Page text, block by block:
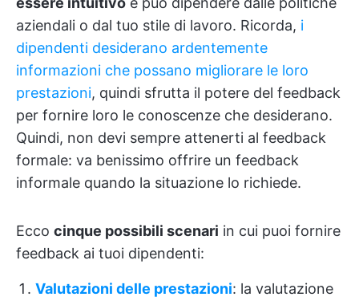
aziendali o dal tuo stile di lavoro. Ricorda, i
dipendenti desiderano ardentemente
informazioni che possano migliorare le loro
prestazioni, quindi sfrutta il potere del feedback
per fornire loro le conoscenze che desiderano.
Quindi, non devi sempre attenerti al feedback
formale: va benissimo offrire un feedback
informale quando la situazione lo richiede.
Ecco cinque possibili scenari in cui puoi fornire
feedback ai tuoi dipendenti:
Valutazioni delle prestazioni: la valutazione